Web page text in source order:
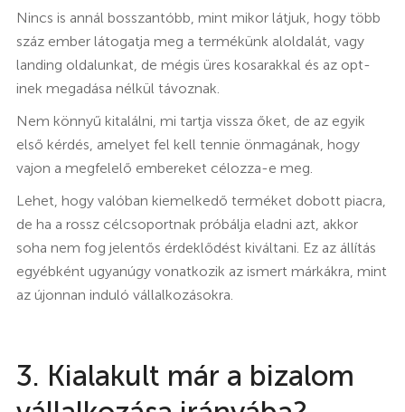
Nincs is annál bosszantóbb, mint mikor látjuk, hogy több
száz ember látogatja meg a termékünk aloldalát, vagy
landing oldalunkat, de mégis üres kosarakkal és az opt-
inek megadása nélkül távoznak.
Nem könnyű kitalálni, mi tartja vissza őket, de az egyik
első kérdés, amelyet fel kell tennie önmagának, hogy
vajon a megfelelő embereket célozza-e meg.
Lehet, hogy valóban kiemelkedő terméket dobott piacra,
de ha a rossz célcsoportnak próbálja eladni azt, akkor
soha nem fog jelentős érdeklődést kiváltani. Ez az állítás
egyébként ugyanúgy vonatkozik az ismert márkákra, mint
az újonnan induló vállalkozásokra.
3. Kialakult már a bizalom